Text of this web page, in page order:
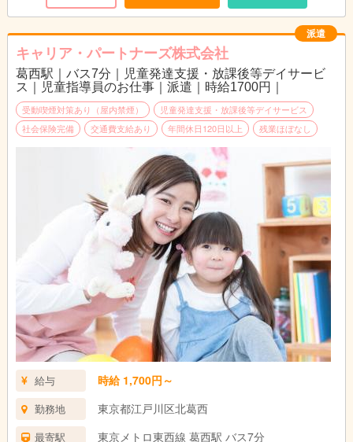
派遣
キャリア・パートナーズ株式会社
葛西駅｜バス7分｜児童発達支援・放課後等デイサービ
ス｜児童指導員のお仕事｜派遣｜時給1700円｜
受動喫煙対策あり（屋内禁煙）
児童発達支援・放課後等デイサービス
社会保険完備
交通費支給あり 年間休日120日以上 残業ほぼなし
給与 時給 1,700円～
勤務地 東京都江戸川区北葛西
最寄駅 東京メトロ東西線 葛西駅 バス7分